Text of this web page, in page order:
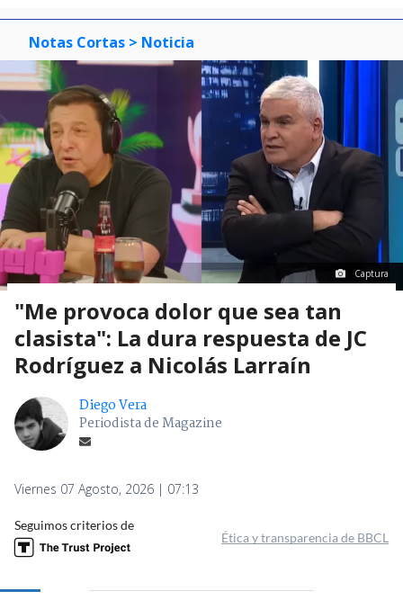
Notas Cortas > Noticia
Captura
"Me provoca dolor que sea tan
clasista": La dura respuesta de JC
Rodríguez a Nicolás Larraín
Diego Vera
Periodista de Magazine
Viernes 07 Agosto, 2026 | 07:13
Seguimos criterios de
Ética y transparencia de BBCL